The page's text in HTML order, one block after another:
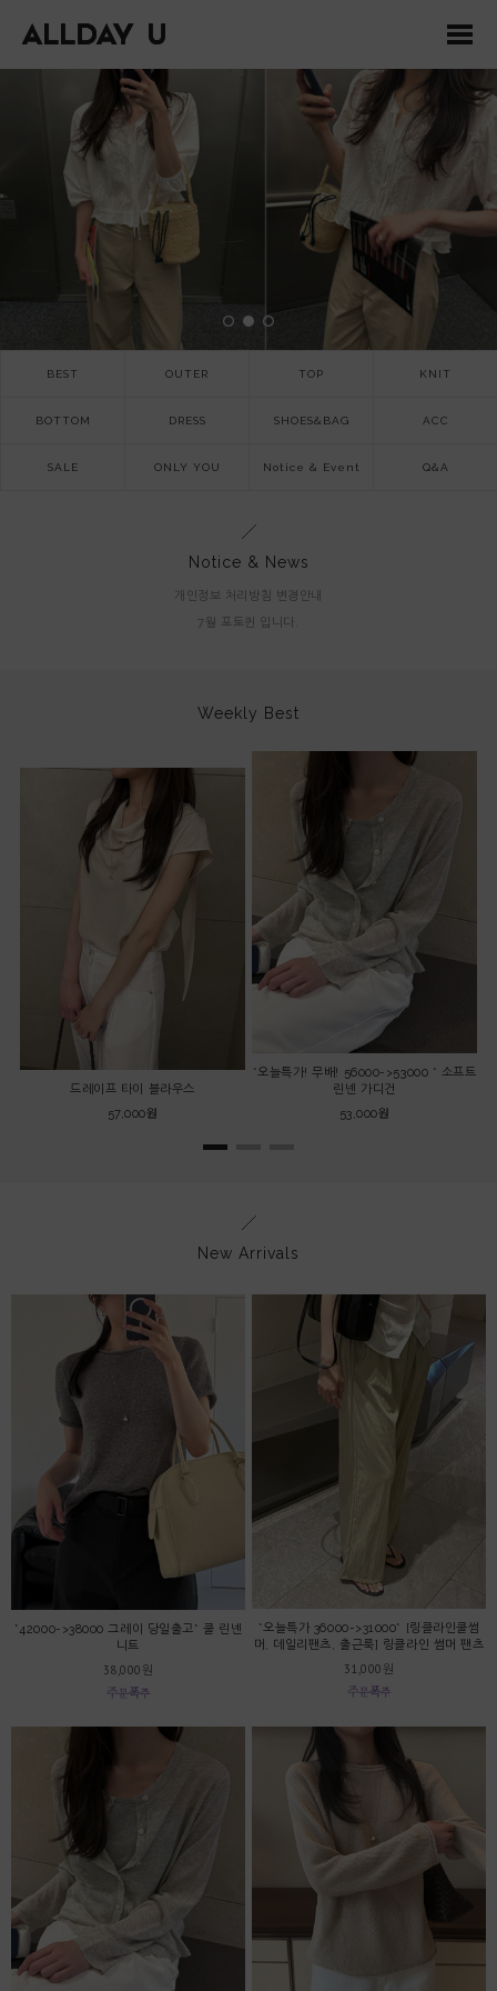
BEST OUTER TOP KNIT
BOTTOM DRESS SHOES&BAG ACC
SALE ONLY YOU Notice & Event Q&A
Notice & News
개인정보 처리방침 변경안내
7월 포토퀸 입니다.
Weekly Best
드레이프 타이 블라우스
57,000원
*오늘특가! 무배! 56000->53000 * 소프트
린넨 가디건
53,000원
New Arrivals
*42000->38000 그레이 당일출고* 쿨 린넨
니트
38,000원
*오늘특가 36000->31000* [링클라인쿨썸
머, 데일리팬츠, 출근룩] 링클라인 썸머 팬츠
31,000원